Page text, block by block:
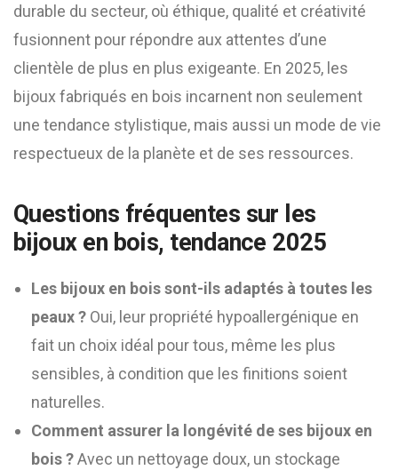
durable du secteur, où éthique, qualité et créativité
fusionnent pour répondre aux attentes d’une
clientèle de plus en plus exigeante. En 2025, les
bijoux fabriqués en bois incarnent non seulement
une tendance stylistique, mais aussi un mode de vie
respectueux de la planète et de ses ressources.
Questions fréquentes sur les
bijoux en bois, tendance 2025
Les bijoux en bois sont-ils adaptés à toutes les
peaux ? Oui, leur propriété hypoallergénique en
fait un choix idéal pour tous, même les plus
sensibles, à condition que les finitions soient
naturelles.
Comment assurer la longévité de ses bijoux en
bois ?Avec un nettoyage doux, un stockage